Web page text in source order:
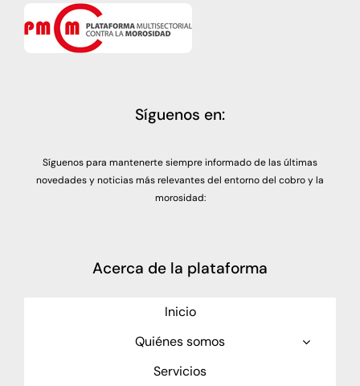
Síguenos en:
Síguenos para mantenerte siempre informado de las últimas
novedades y noticias más relevantes del entorno del cobro y la
morosidad:
Acerca de la plataforma
Inicio
Quiénes somos
Servicios